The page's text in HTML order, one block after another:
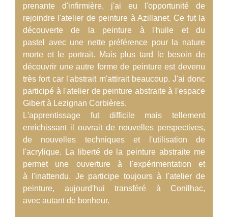
prenante d'infirmière, j'ai eu l'opportunité de
rejoindre l'atelier de peinture à Azillanet. Ce fut la
découverte de la peinture à l'huile et du
pastel avec une nette préférence pour la nature
morte et le portrait. Mais plus tard le besoin de
découvrir une autre forme de peinture est devenu
très fort car l'abstrait m'attirait beaucoup. J'ai donc
participé à l'atelier de peinture abstraite à l'espace
Gibert à Lezignan Corbières.
L'apprentissage fut difficile mais tellement
enrichissant il ouvrait de nouvelles perspectives,
de nouvelles techniques et l'utilisation de
l'acrylique. La liberté de la peinture abstraite me
permet une ouverture à l'expérimentation et
à l'inattendu. Je participe toujours à l'atelier de
peinture, aujourd'hui transféré à Conilhac,
avec autant de bonheur.